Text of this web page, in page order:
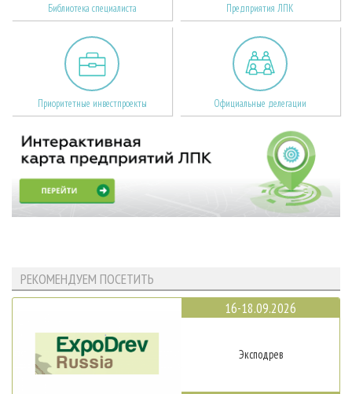
Библиотека специалиста Предприятия ЛПК
Приоритетные инвестпроекты Официальные делегации
РЕКОМЕНДУЕМ ПОСЕТИТЬ
16-18.09.2026
Эксподрев